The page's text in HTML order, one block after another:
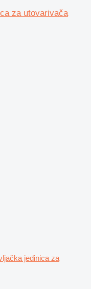
za utovarivača
jedinica za